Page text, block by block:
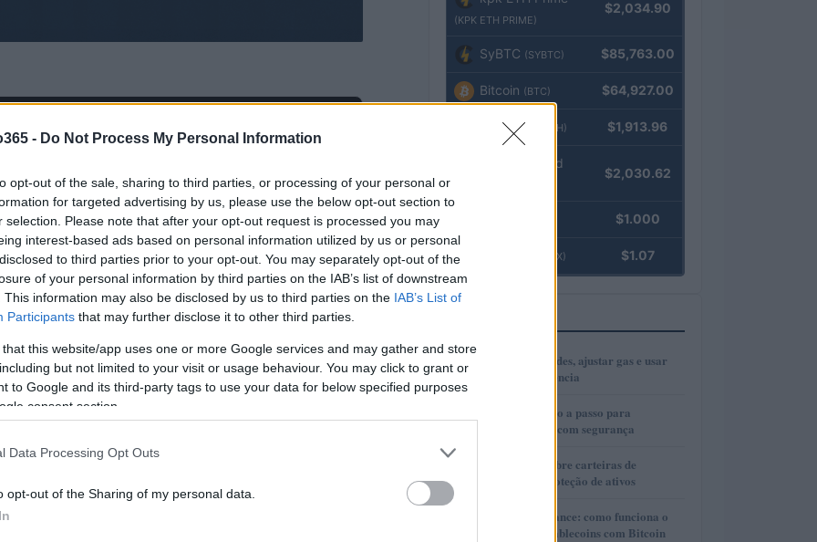
- Do Not Process My Personal Information
opt-out of the sale, sharing to third parties, or processing of your personal or
for targeted advertising by us, please use the below opt-out section to
selection. Please note that after your opt-out request is processed you may
interest-based ads based on personal information utilized by us or personal
to third parties prior to your opt-out. You may separately opt-out of the
of your personal information by third parties on the IAB’s list of downstream
This information may also be disclosed by us to third parties on the IAB’s List of
Participants that may further disclose it to other third parties.
that this website/app uses one or more Google services and may gather and store
but not limited to your visit or usage behaviour. You may click to grant or
to Google and its third-party tags to use your data for below specified purposes
consent section.
Data Processing Opt Outs
opt-out of the Sharing of my personal data.
POWERED BY AdhubMedia
mercado de0e está sendo negociado em torno de
(KPK ETH PRIME)
$2,034.90
SyBTC (SYBTC) $85,763.00
Bitcoin (BTC) $64,927.00
Ethereum (ETH) $1,913.96
kpk ETH Yield
$2,030.62
$1.000
(USDEX) $1.07
1
Como escolher redes, ajustar gas e usar
bridges com eficiência
2
Cold wallets: passo a passo para
configurar e usar com segurança
3
Guia completo sobre carteiras de
autocustódia e proteção de ativos
Lite Loan da Binance: como funciona o
empréstimo de stablecoins com Bitcoin